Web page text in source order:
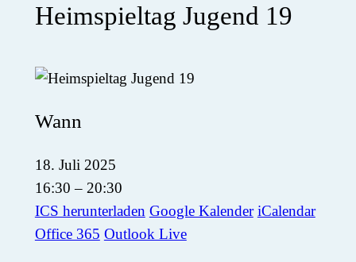
Heimspieltag Jugend 19
Wann
18. Juli 2025
16:30 – 20:30
ICS herunterladen Google Kalender iCalendar
Office 365 Outlook Live